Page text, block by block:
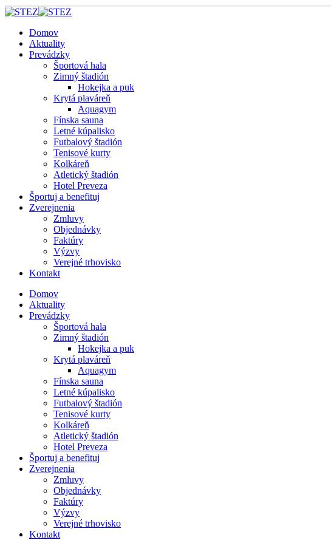
Domov
Aktuality
Prevádzky
Športová hala
Zimný štadión
Hokejka a puk
Krytá plaváreň
Aquagym
Fínska sauna
Letné kúpalisko
Futbalový štadión
Tenisové kurty
Kolkáreň
Atletický štadión
Hotel Preveza
Športuj a benefituj
Zverejnenia
Zmluvy
Objednávky
Faktúry
Výzvy
Verejné trhovisko
Kontakt
Domov
Aktuality
Prevádzky
Športová hala
Zimný štadión
Hokejka a puk
Krytá plaváreň
Aquagym
Fínska sauna
Letné kúpalisko
Futbalový štadión
Tenisové kurty
Kolkáreň
Atletický štadión
Hotel Preveza
Športuj a benefituj
Zverejnenia
Zmluvy
Objednávky
Faktúry
Výzvy
Verejné trhovisko
Kontakt